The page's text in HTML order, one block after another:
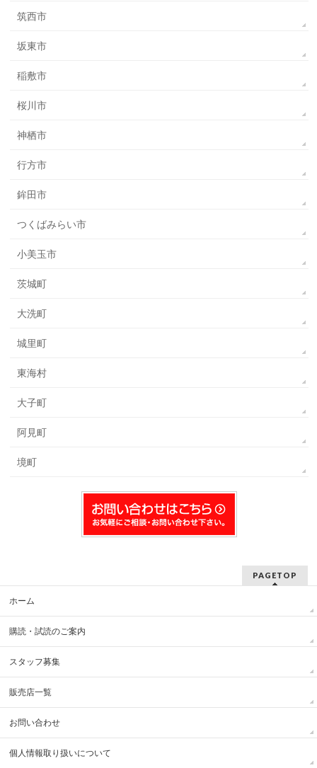
筑西市
坂東市
稲敷市
桜川市
神栖市
行方市
鉾田市
つくばみらい市
小美玉市
茨城町
大洗町
城里町
東海村
大子町
阿見町
境町
PAGETOP
ホーム
購読・試読のご案内
スタッフ募集
販売店一覧
お問い合わせ
個人情報取り扱いについて